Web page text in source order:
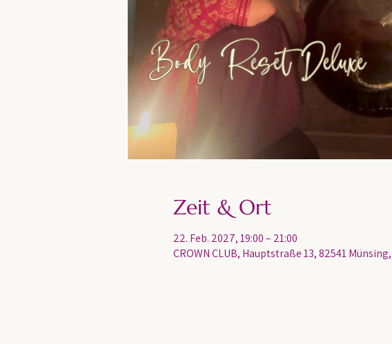
Zeit & Ort
22. Feb. 2027, 19:00 – 21:00
CROWN CLUB, Hauptstraße 13, 82541